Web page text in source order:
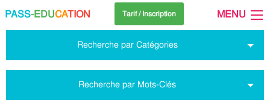
PASS-EDUCATION Tarif / Inscription MENU
Recherche par Catégories
Recherche par Mots-Clés